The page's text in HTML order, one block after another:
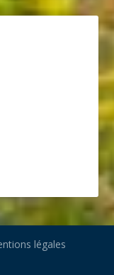
légales